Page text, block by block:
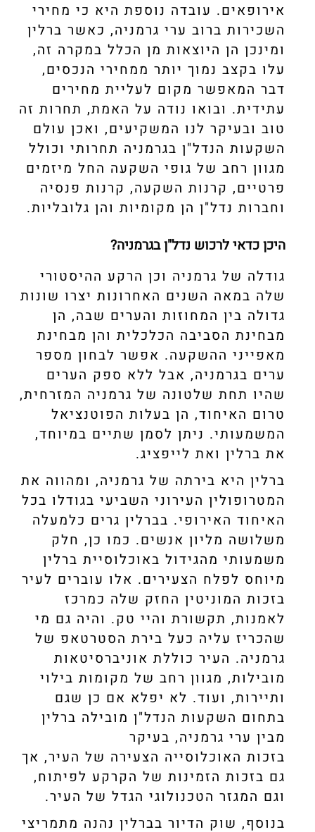
אירופאים. עובדה נוספת היא כי מחירי
השכירות ברוב ערי גרמניה, כאשר ברלין
ומינכן הן היוצאות מן הכלל במקרה זה,
עלו בקצב נמוך יותר ממחירי הנכסים,
דבר המאפשר מקום לעליית מחירים
עתידית. ובואו נודה על האמת, תחרות זה
טוב ובעיקר לנו המשקיעים, ואכן עולם
השקעות הנדל"ן בגרמניה תחרותי וכולל
מגוון רחב של גופי השקעה החל מיזמים
פרטיים, קרנות השקעה, קרנות פנסיה
וחברות נדל"ן הן מקומיות והן גלובליות.
היכן כדאי לרכוש נדל"ן בגרמניה?
גודלה של גרמניה וכן הרקע ההיסטורי
שלה במאה השנים האחרונות יצרו שונות
גדולה בין המחוזות והערים שבה, הן
מבחינת הסביבה הכלכלית והן מבחינת
מאפייני ההשקעה. אפשר לבחון מספר
ערים בגרמניה, אבל ללא ספק הערים
שהיו תחת שלטונה של גרמניה המזרחית,
טרום האיחוד, הן בעלות הפוטנציאל
המשמעותי. ניתן לסמן שתיים במיוחד,
את ברלין ואת לייפציג.
ברלין היא בירתה של גרמניה, ומהווה את
המטרופולין העירוני השביעי בגודלו בכל
האיחוד האירופי. בברלין גרים כלמעלה
משלושה מליון אנשים. כמו כן, חלק
משמעותי מהגידול באוכלוסיית ברלין
מיוחס לפלח הצעירים. אלו עוברים לעיר
בזכות המוניטין החזק שלה כמרכז
לאמנות, תקשורת והיי טק. והיה גם מי
שהכריז עליה כעל בירת הסטרטאפ של
גרמניה. העיר כוללת אוניברסיטאות
מובילות, מגוון רחב של מקומות בילוי
ותיירות, ועוד. לא יפלא אם כן שגם
בתחום השקעות הנדל"ן מובילה ברלין
מבין ערי גרמניה, בעיקר
בזכות האוכלוסייה הצעירה של העיר, אך
גם בזכות הזמינות של הקרקע לפיתוח,
וגם המגזר הטכנולוגי הגדל של העיר.
בנוסף, שוק הדיור בברלין נהנה מתמריצי